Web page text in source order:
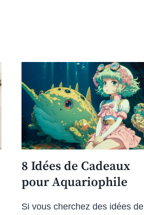
8 Idées de Cadeaux
pour Aquariophile
Si vous cherchez des idées de